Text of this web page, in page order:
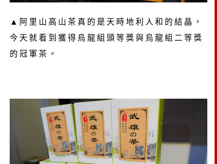
▲阿里山高山茶真的是天時地利人和的結晶，
今天就看到獲得烏龍組頭等獎與烏龍組二等獎
的冠軍茶。